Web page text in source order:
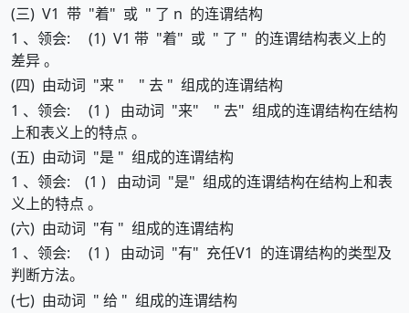
(三) V1 带 "着" 或 " 了 n 的连谓结构
1 、领会: (1) V1 带 "着" 或 " 了 " 的连谓结构表义上的
差异 。
(四) 由动词 "来 " " 去 " 组成的连谓结构
1 、领会: (1 ) 由动词 "来" " 去" 组成的连谓结构在结构
上和表义上的特点 。
(五) 由动词 "是 " 组成的连谓结构
1 、领会: (1 ) 由动词 "是" 组成的连谓结构在结构上和表
义上的特点 。
(六) 由动词 "有 " 组成的连谓结构
1 、领会: (1 ) 由动词 "有" 充任V1 的连谓结构的类型及
判断方法。
(七) 由动词 " 给 " 组成的连谓结构